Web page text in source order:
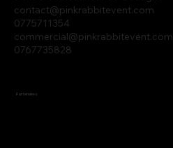
contact@pinkrabbitevent.com
0775711354
commercial@pinkrabbitevent.com
0767735828
Partenaires